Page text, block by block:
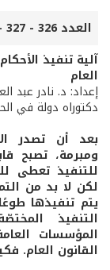
العدد 326 - 327 - آب 2012
آلية تنفيذ
العام
إعداد: د. نادر عبد
دكتوراه دولة في
بعد أن تصدر
ومبرمة، تصبح
للتنفيذ تعطى
لكن لا بد من
يتم تنفيذها
التنفيذ
المؤسسات
القانون العام.